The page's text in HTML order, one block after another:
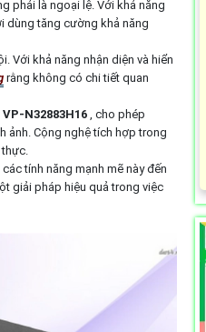
phải là ngoại lệ. Với khả năng
dùng tăng cường khả năng
Với khả năng nhận diện và hiển
rằng không có chi tiết quan
VP-N32883H16 , cho phép
ảnh. Cộng nghệ tích hợp trong
tính năng mạnh mẽ này đến
giải pháp hiệu quả trong việc